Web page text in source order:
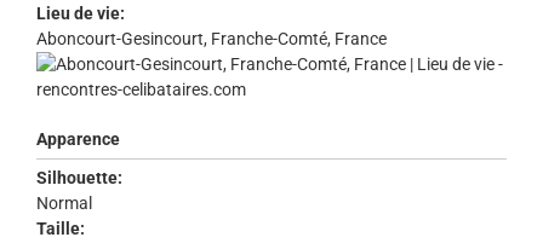
Lieu de vie:
Aboncourt-Gesincourt, Franche-Comté, France
Apparence
Silhouette:
Normal
Taille: